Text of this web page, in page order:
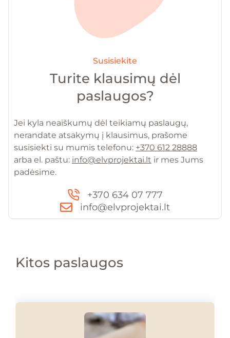
Susisiekite
Turite klausimų dėl
paslaugos?
Jei kyla neaiškumų dėl teikiamų paslaugų,
nerandate atsakymų į klausimus, prašome
susisiekti su mumis telefonu: +370 612 28888
arba el. paštu: info@elvprojektai.lt ir mes Jums
padėsime.
+370 634 07 777
info@elvprojektai.lt
Kitos paslaugos